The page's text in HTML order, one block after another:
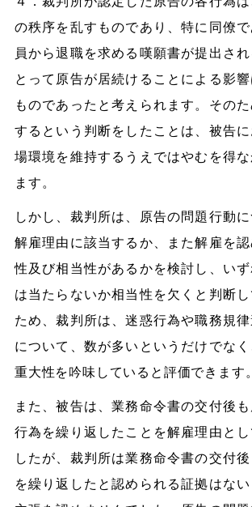
の秩序を乱すものであり、特に同僚
員から退職を求める嘆願書が提出さ
とって原告が居続けることによる影
ものであったと考えられます。その
するという判断をしたことは、被告
場環境を維持するうえではやむを得な
ます。
しかし、裁判所は、原告の問題行動
解雇理由に該当するか、また解雇を
性及び相当性があるかを検討し、い
は当たらないか相当性を欠くと判断
ため、裁判所は、迷惑行為や職務規
について、数が多いというだけでな
重大性を吟味していると評価できます。
また、被告は、業務命令書の交付後
行為を繰り返したことを解雇理由とし
したが、裁判所は業務命令書の交付
を繰り返したと認められる証拠はな